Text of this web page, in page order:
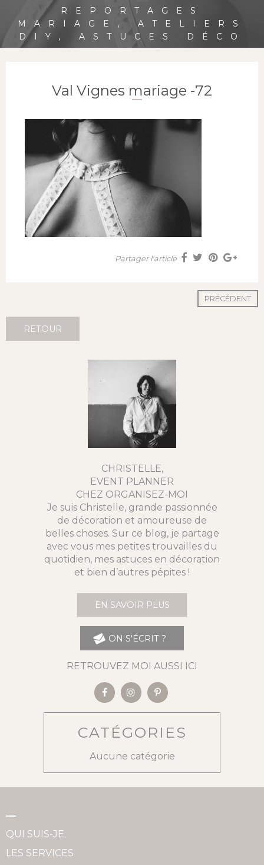
REPORTAGES
MARIAGE, ATELIERS
DIY, ASTUCES DÉCO
Val Vignes mariage -72
Partager l'article
PRÉCÉDENT
RETOUR
CHRISTELLE,
EVENT PLANNER
CHEZ ORGANISEZ-MOI
Je suis Christelle, grande passionnée
de décoration et amoureuse de
belles choses. Sur ce blog, je partage
avec vous mes petites trouvailles du
quotidien, mes astuces en décoration
et bien d’autres pépites !
EN SAVOIR PLUS
ON S'ÉCRIT ?
RETROUVEZ MOI AUSSI ICI
CATÉGORIES
Aucune catégorie
QUI SUIS-JE
LES SERVICES